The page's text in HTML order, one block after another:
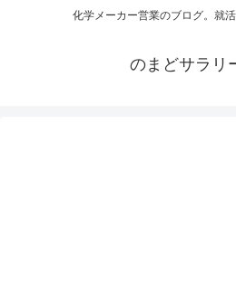
化学メーカー営業のブログ。就
のまどサラリ